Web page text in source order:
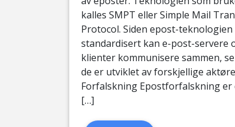
kalles SMPT eller Simple Mail
Protocol. Siden epost-
standardisert kan e-post-servere
klienter kommunisere sammen,
de er utviklet av forskjellige
Forfalskning Epostforfalskning er
[…]